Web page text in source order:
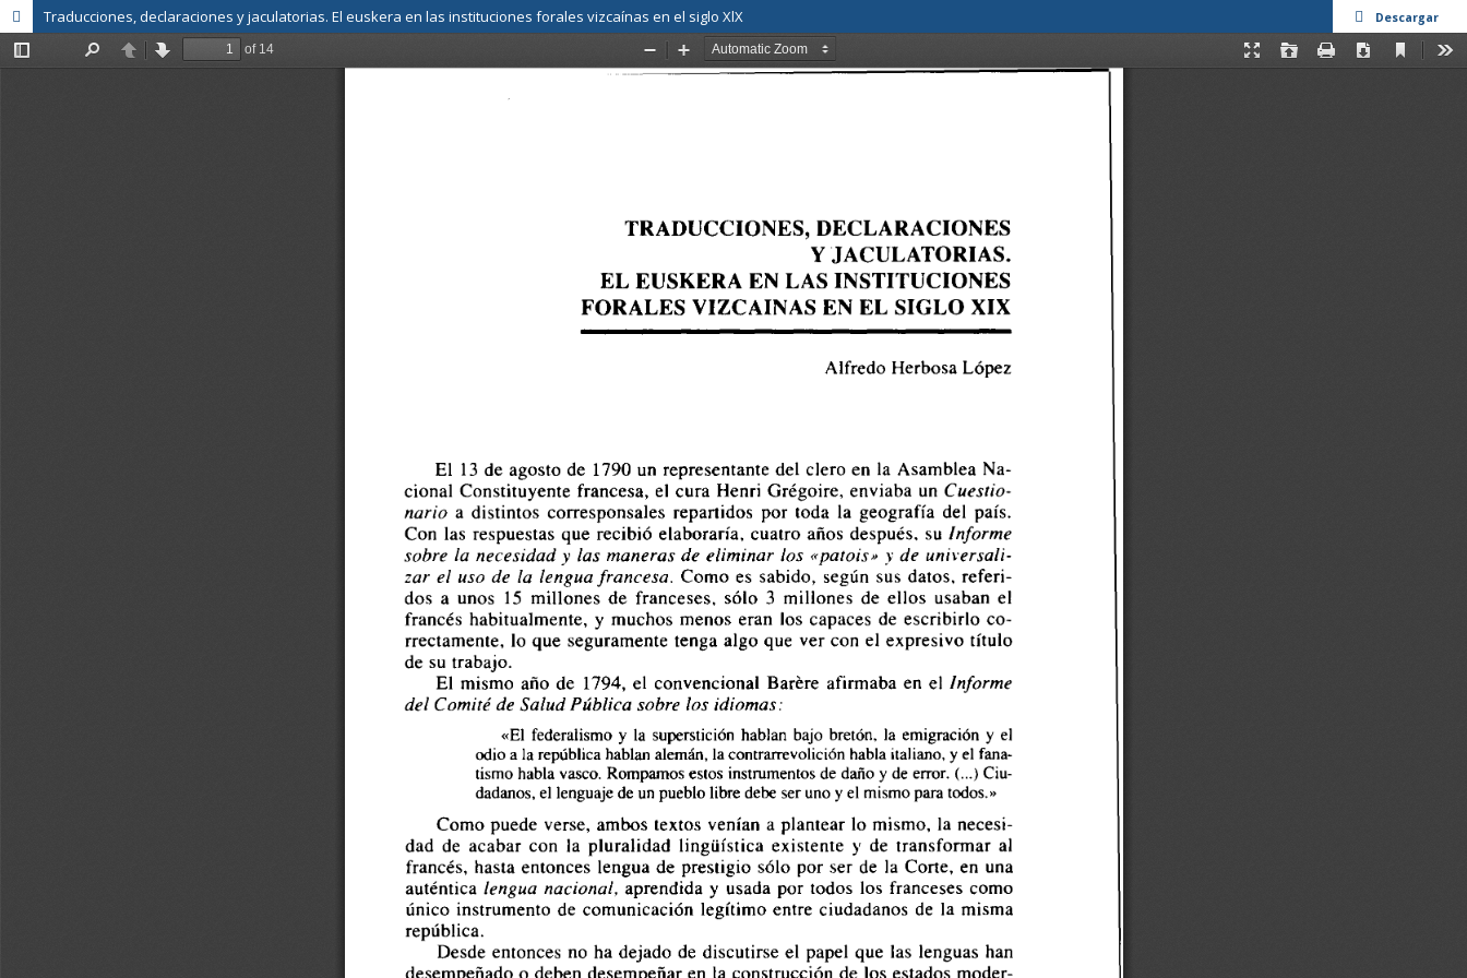
Traducciones, declaraciones y jaculatorias. El euskera en las instituciones forales vizcaínas en el siglo XlX Descargar